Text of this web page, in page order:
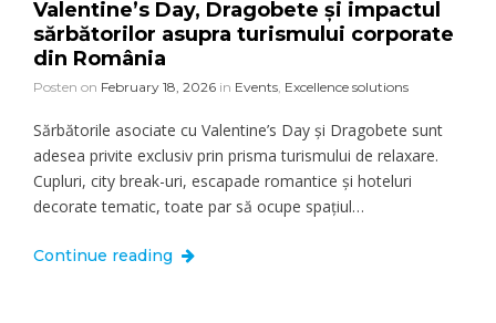
Valentine’s Day, Dragobete și impactul
sărbătorilor asupra turismului corporate
din România
Posten on February 18, 2026 in Events, Excellence solutions
Sărbătorile asociate cu Valentine’s Day și Dragobete sunt
adesea privite exclusiv prin prisma turismului de relaxare.
Cupluri, city break-uri, escapade romantice și hoteluri
decorate tematic, toate par să ocupe spațiul…
Continue reading